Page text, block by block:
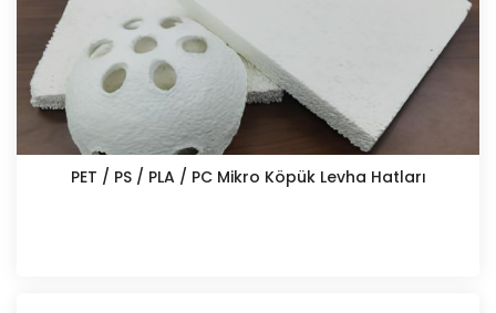
PET / PS / PLA / PC Mikro Köpük Levha Hatları